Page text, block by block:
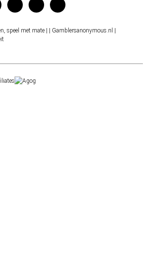
speel met mate | | Gamblersanonymous.nl |